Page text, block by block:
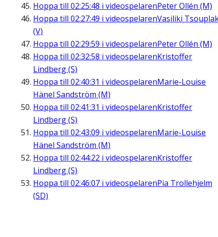
Hoppa till 02:25:48 i videospelarenPeter Ollén (M)
Hoppa till 02:27:49 i videospelarenVasiliki
(V)
Hoppa till 02:29:59 i videospelarenPeter Ollén (M)
Hoppa till 02:32:58 i videospelarenKristoffer
Lindberg (S)
Hoppa till 02:40:31 i videospelarenMarie-Louise
Hänel Sandström (M)
Hoppa till 02:41:31 i videospelarenKristoffer
Lindberg (S)
Hoppa till 02:43:09 i videospelarenMarie-Louise
Hänel Sandström (M)
Hoppa till 02:44:22 i videospelarenKristoffer
Lindberg (S)
Hoppa till 02:46:07 i videospelarenPia Trollehjelm
(SD)